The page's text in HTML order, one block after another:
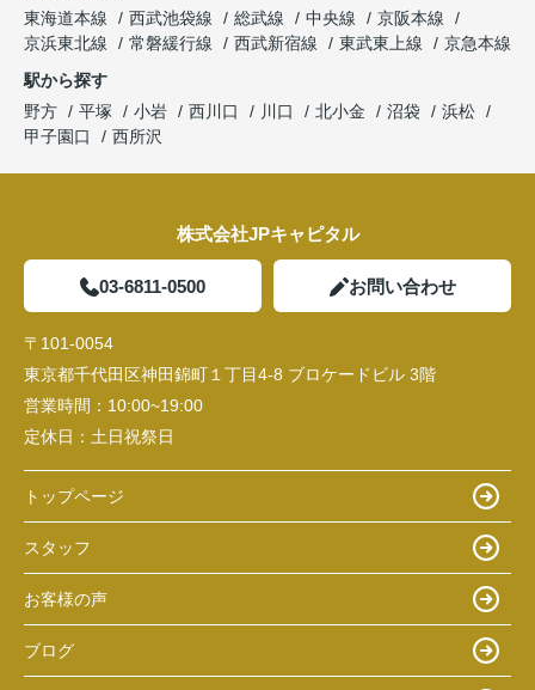
東海道本線
西武池袋線 総武線 中央線
京阪本線
京浜東北線
常磐緩行線 西武新宿線 東武東上線
京急本線
駅から探す
野方
平塚 小岩 西川口 川口 北小金 沼袋
浜松
甲子園口
西所沢
株式会社JPキャピタル
03-6811-0500 お問い合わせ
〒101-0054
東京都千代田区神田錦町１丁目4-8 ブロケードビル 3階
営業時間： 10:00~19:00
定休日： 土日祝祭日
トップページ
スタッフ
お客様の声
ブログ